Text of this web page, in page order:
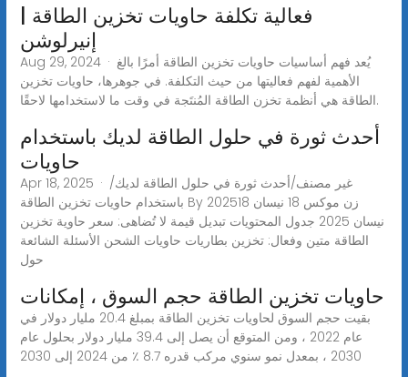
فعالية تكلفة حاويات تخزين الطاقة |
إنيرلوشن
Aug 29, 2024 · يُعد فهم أساسيات حاويات تخزين الطاقة أمرًا بالغ
الأهمية لفهم فعاليتها من حيث التكلفة. في جوهرها، حاويات تخزين
الطاقة هي أنظمة تخزن الطاقة المُنتَجة في وقت ما لاستخدامها لاحقًا.
أحدث ثورة في حلول الطاقة لديك باستخدام
حاويات
Apr 18, 2025 · /غير مصنف/أحدث ثورة في حلول الطاقة لديك
باستخدام حاويات تخزين الطاقة By زن موكس 18 نيسان 202518
نيسان 2025 جدول المحتويات تبديل قيمة لا تُضاهى: سعر حاوية تخزين
الطاقة متين وفعال: تخزين بطاريات حاويات الشحن الأسئلة الشائعة
حول
حاويات تخزين الطاقة حجم السوق ، إمكانات
بقيت حجم السوق لحاويات تخزين الطاقة بمبلغ 20.4 مليار دولار في
عام 2022 ، ومن المتوقع أن يصل إلى 39.4 مليار دولار بحلول عام
2030 ، بمعدل نمو سنوي مركب قدره 8.7 ٪ من 2024 إلى 2030